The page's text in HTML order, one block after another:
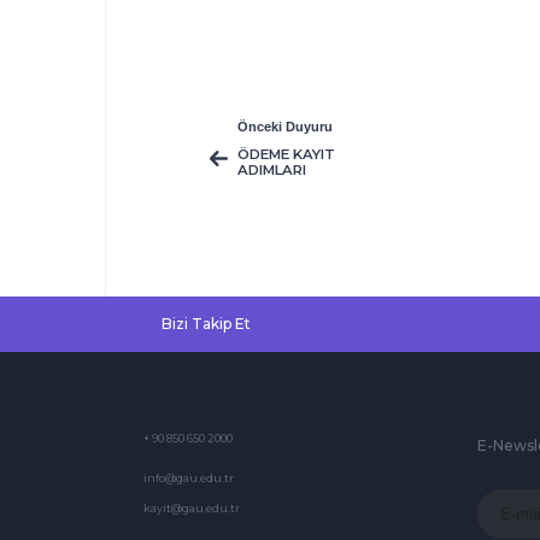
Önceki Duyuru
ÖDEME KAYIT
ADIMLARI
Bizi Takip Et
+ 90 850 650 2000
info@gau.edu.tr
kayit@gau.edu.tr
E-